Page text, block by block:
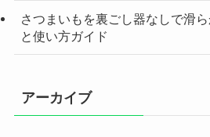
さつまいもを裏ごし器なしで滑
と使い方ガイド
アーカイブ